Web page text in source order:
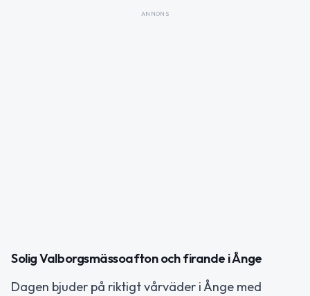
ANNONS
Solig Valborgsmässoafton och firande i Ånge
Dagen bjuder på riktigt vårväder i Ånge med